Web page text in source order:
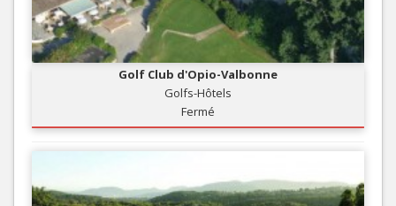
Golf Club d'Opio-Valbonne
Golfs-Hôtels
Fermé